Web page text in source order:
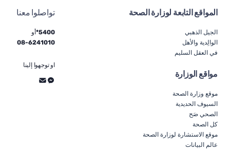
المواقع التابعة لوزارة الصحة
الجيل الذهبي
الوالِدية والأهل
في العقل السليم
مواقع الوزارة
موقع وزارة الصحة
السيوف الحديدية
الصحي صَح
كل الصحة
موقع الاستشارة لوزارة الصحة
عالم البيانات
تواصلوا معنا
5400*
أو
6241010
-
08
او توجهوا إلينا